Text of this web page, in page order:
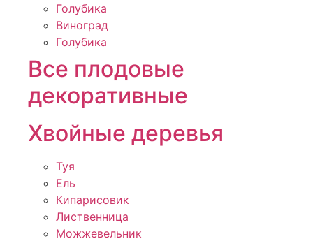
Голубика
Виноград
Голубика
Все плодовые
декоративные
Хвойные деревья
Туя
Ель
Кипарисовик
Лиственница
Можжевельник